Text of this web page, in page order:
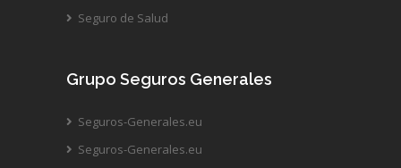
Seguro de Salud
Grupo Seguros Generales
Seguros-Generales.eu
Seguros-Generales.eu